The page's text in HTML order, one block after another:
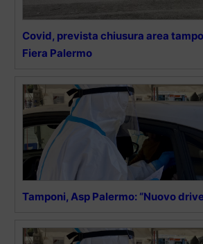
Covid, prevista chiusura area
Fiera Palermo
Tamponi, Asp Palermo: “Nuovo